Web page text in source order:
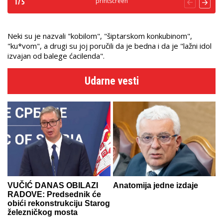
Neki su je nazvali "kobilom", "šiptarskom konkubinom",
"ku*vom", a drugi su joj poručili da je bedna i da je "lažni idol
izvajan od balege ćacilenda".
Udarne vesti
VUČIĆ DANAS OBILAZI
RADOVE: Predsednik će
obići rekonstrukciju Starog
železničkog mosta
Anatomija jedne izdaje